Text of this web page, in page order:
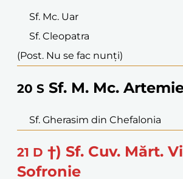
Sf. Mc. Uar
Sf. Cleopatra
(Post. Nu se fac nunți)
20 S Sf. M. Mc.
Sf. Gherasim din Chefalonia
21 D †) Sf. Cuv. Mărt.
Sofronie